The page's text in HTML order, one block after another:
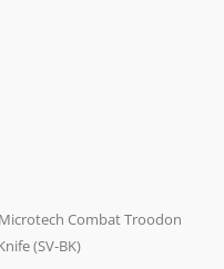
Combat Troodon
(SV-BK)